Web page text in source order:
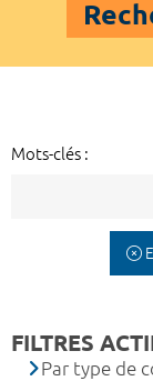
Mots-clés :
FILTRES
Par type de